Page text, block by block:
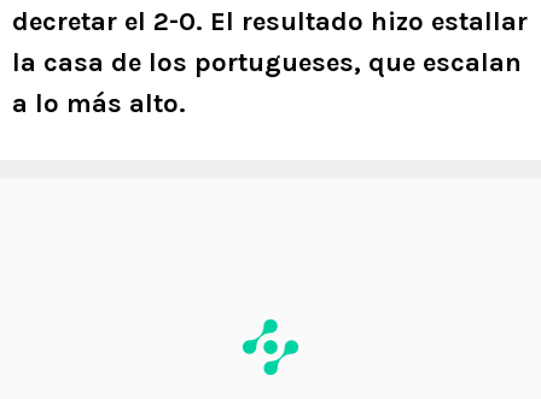
decretar el 2-0. El resultado hizo estallar
la casa de los portugueses, que escalan
a lo más alto.